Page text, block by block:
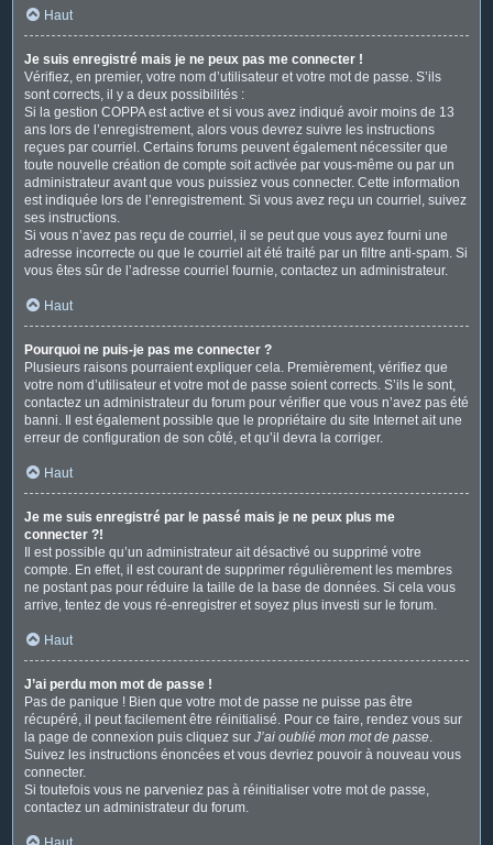
Haut
Je suis enregistré mais je ne peux pas me connecter !
Vérifiez, en premier, votre nom d’utilisateur et votre mot de passe. S’ils
sont corrects, il y a deux possibilités :
Si la gestion COPPA est active et si vous avez indiqué avoir moins de 13
ans lors de l’enregistrement, alors vous devrez suivre les instructions
reçues par courriel. Certains forums peuvent également nécessiter que
toute nouvelle création de compte soit activée par vous-même ou par un
administrateur avant que vous puissiez vous connecter. Cette information
est indiquée lors de l’enregistrement. Si vous avez reçu un courriel, suivez
ses instructions.
Si vous n’avez pas reçu de courriel, il se peut que vous ayez fourni une
adresse incorrecte ou que le courriel ait été traité par un filtre anti-spam. Si
vous êtes sûr de l’adresse courriel fournie, contactez un administrateur.
Haut
Pourquoi ne puis-je pas me connecter ?
Plusieurs raisons pourraient expliquer cela. Premièrement, vérifiez que
votre nom d’utilisateur et votre mot de passe soient corrects. S’ils le sont,
contactez un administrateur du forum pour vérifier que vous n’avez pas été
banni. Il est également possible que le propriétaire du site Internet ait une
erreur de configuration de son côté, et qu’il devra la corriger.
Haut
Je me suis enregistré par le passé mais je ne peux plus me
connecter ?!
Il est possible qu’un administrateur ait désactivé ou supprimé votre
compte. En effet, il est courant de supprimer régulièrement les membres
ne postant pas pour réduire la taille de la base de données. Si cela vous
arrive, tentez de vous ré-enregistrer et soyez plus investi sur le forum.
Haut
J’ai perdu mon mot de passe !
Pas de panique ! Bien que votre mot de passe ne puisse pas être
récupéré, il peut facilement être réinitialisé. Pour ce faire, rendez vous sur
la page de connexion puis cliquez sur J’ai oublié mon mot de passe.
Suivez les instructions énoncées et vous devriez pouvoir à nouveau vous
connecter.
Si toutefois vous ne parveniez pas à réinitialiser votre mot de passe,
contactez un administrateur du forum.